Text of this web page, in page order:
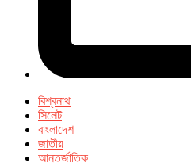
বিশ্বনাথ
সিলেট
বাংলাদেশ
জাতীয়
আন্তর্জাতিক